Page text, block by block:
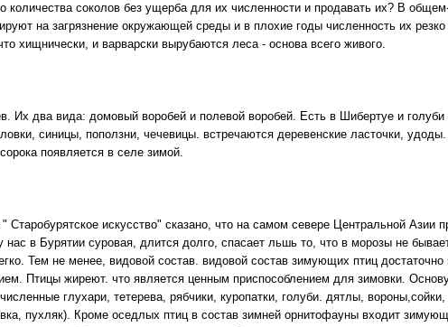
количества соколов без ущерба для их численности и продавать их? В
на загрязнение окружающей среды и в плохие годы численность их
хищнически, и варварски вырубаются леса - основа всего живого.
Их два вида: домовый воробей и полевой воробей. Есть в Шибертуе и голуби
синицы, поползни, чечевицы. встречаются деревенские ласточки,
появляется в селе зимой.
Старобурятское искусство" сказано, что на самом севере Центральной Азии
в Бурятии суровая, длится долго, спасает льшь то, что в морозы не
Тем не менее, видовой состав. видовой состав зимующих птиц достаточно
Птицы жиреют. что является ценным приспособлением для зимовки.
глухари, тетерева, рябчики, куропатки, голуби. дятлы,
пухляк). Кроме оседлых птиц в состав зимней орнитофауны входит